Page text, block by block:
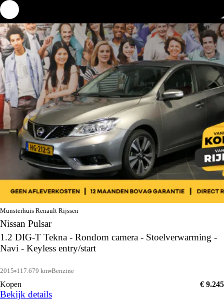
Munsterhuis Renault Rijssen
Nissan Pulsar
1.2 DIG-T Tekna - Rondom camera - Stoelverwarming -
Navi - Keyless entry/start
2015 117.679 km Benzine
Kopen € 9.245
Bekijk details